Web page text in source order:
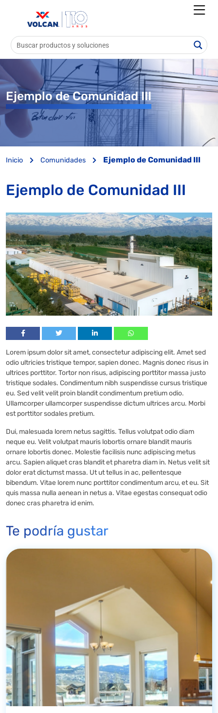
Ejemplo de Comunidad III
Inicio Comunidades Ejemplo de Comunidad III
Ejemplo de Comunidad III
Lorem ipsum dolor sit amet, consectetur adipiscing elit. Amet sed
odio ultricies tristique tempor, sapien donec. Magnis donec risus in
ultrices porttitor. Tortor non risus, adipiscing porttitor massa justo
tristique sodales. Condimentum nibh suspendisse cursus tristique
eu. Sed velit velit proin blandit condimentum pretium odio.
Ullamcorper ullamcorper suspendisse dictum ultrices arcu. Morbi
est porttitor sodales pretium.
Dui, malesuada lorem netus sagittis. Tellus volutpat odio diam
neque eu. Velit volutpat mauris lobortis ornare blandit mauris
ornare lobortis donec. Molestie facilisis nunc adipiscing metus
arcu. Sapien aliquet cras blandit et pharetra diam in. Netus velit sit
dolor erat dictumst massa. Ut ut tellus in ac, pellentesque
bibendum. Vitae lorem nunc porttitor condimentum arcu, et eu. Sit
quis massa nulla aenean in netus a. Vitae egestas consequat odio
donec cras pharetra id enim.
Te podría gustar